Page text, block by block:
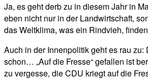
Ja, es geht derb zu in diesem Jahr in
eben nicht nur in der Landwirtschaft,
das Weltklima, was ein Rindvieh,
Auch in der Innenpolitik geht es rau
schon… „Auf die Fresse“ gefallen ist
zu vergesse, die CDU kriegt auf die